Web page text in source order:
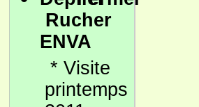
Rucher
ENVA
* Visite
printemps